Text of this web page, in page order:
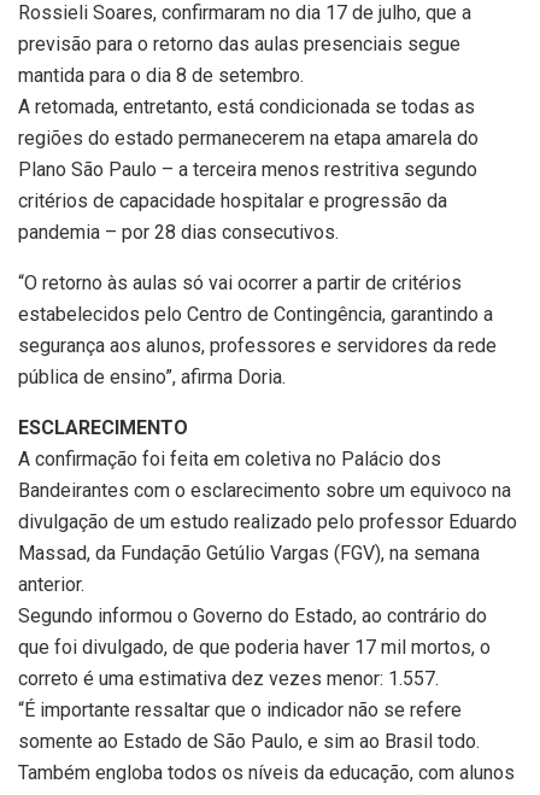
Rossieli Soares, confirmaram no dia 17 de julho, que a
previsão para o retorno das aulas presenciais segue
mantida para o dia 8 de setembro.
A retomada, entretanto, está condicionada se todas as
regiões do estado permanecerem na etapa amarela do
Plano São Paulo – a terceira menos restritiva segundo
critérios de capacidade hospitalar e progressão da
pandemia – por 28 dias consecutivos.
“O retorno às aulas só vai ocorrer a partir de critérios
estabelecidos pelo Centro de Contingência, garantindo a
segurança aos alunos, professores e servidores da rede
pública de ensino”, afirma Doria.
ESCLARECIMENTO
A confirmação foi feita em coletiva no Palácio dos
Bandeirantes com o esclarecimento sobre um equivoco na
divulgação de um estudo realizado pelo professor Eduardo
Massad, da Fundação Getúlio Vargas (FGV), na semana
anterior.
Segundo informou o Governo do Estado, ao contrário do
que foi divulgado, de que poderia haver 17 mil mortos, o
correto é uma estimativa dez vezes menor: 1.557.
“É importante ressaltar que o indicador não se refere
somente ao Estado de São Paulo, e sim ao Brasil todo.
Também engloba todos os níveis da educação, com alunos